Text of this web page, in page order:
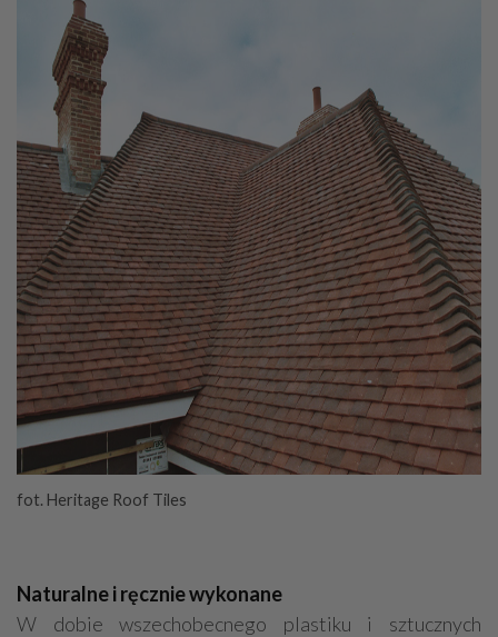
fot. Heritage Roof Tiles
Naturalne i ręcznie wykonane
W dobie wszechobecnego plastiku i sztucznych